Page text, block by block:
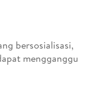
bersosialisasi,
mengganggu